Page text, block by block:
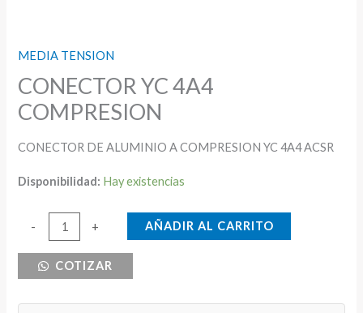
MEDIA TENSION
CONECTOR YC 4A4
COMPRESION
CONECTOR DE ALUMINIO A COMPRESION YC 4A4 ACSR
Disponibilidad: Hay existencias
-
CONECTOR
4A4
+ AÑADIR AL CARRITO
COTIZAR